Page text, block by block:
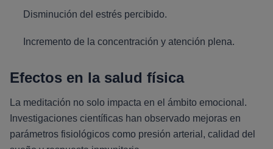
Disminución del estrés percibido.
Incremento de la concentración y atención plena.
Efectos en la salud física
La meditación no solo impacta en el ámbito emocional.
Investigaciones científicas han observado mejoras en
parámetros fisiológicos como presión arterial, calidad del